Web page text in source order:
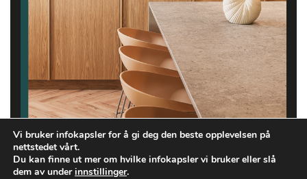
Vi bruker infokapsler for å gi deg den beste opplevelsen på
nettstedet vårt.
Du kan finne ut mer om hvilke infokapsler vi bruker eller slå
dem av underinnstillinger.